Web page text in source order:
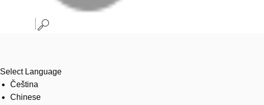
Select Language
Čeština
Chinese